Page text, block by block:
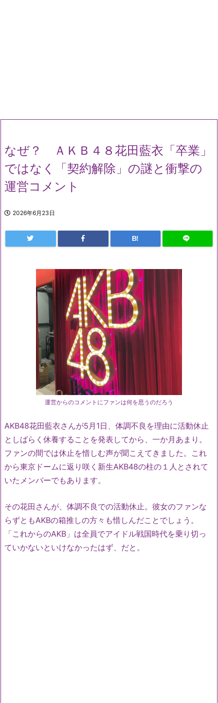
なぜ？ ＡＫＢ４８花田藍衣「卒業」
ではなく「契約解除」の謎と衝撃の
運営コメント
2026年6月23日
B!
運営からのコメントにファンは何を思うのだろう
AKB48花田藍衣さんが5月1日、体調不良を理由に活動休止
としばらく休養することを発表してから、一か月あまり。
ファンの間では休止を惜しむ声が聞こえてきました。これ
から東京ドームに返り咲く新生AKB48の柱の１人とされて
いたメンバーでもあります。
その花田さんが、体調不良での活動休止。彼女のファンな
らずともAKBの箱推しの方々も惜しんだことでしょう。
「これからのAKB」は全員でアイドル戦国時代を乗り切っ
ていかないといけなかったはず、だと。